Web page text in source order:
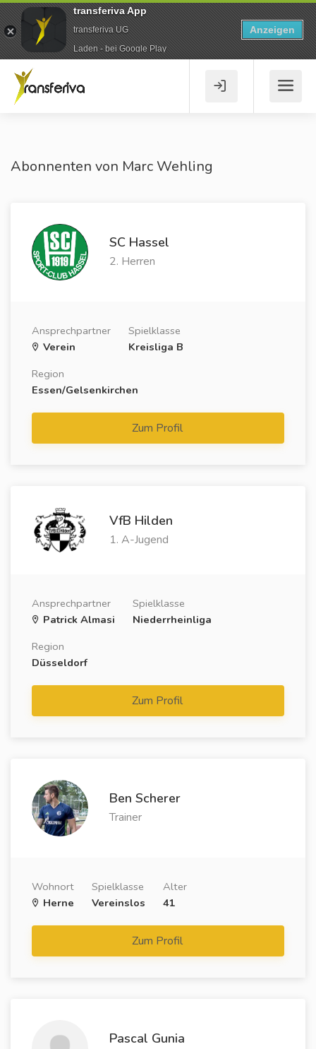
Abonnenten von Marc Wehling
SC Hassel
2. Herren
Ansprechpartner
Verein
Spielklasse
Kreisliga B
Region
Essen/Gelsenkirchen
Zum Profil
VfB Hilden
1. A-Jugend
Ansprechpartner
Patrick Almasi
Spielklasse
Niederrheinliga
Region
Düsseldorf
Zum Profil
Ben Scherer
Trainer
Wohnort
Herne
Spielklasse
Vereinslos
Alter
41
Zum Profil
Pascal Gunia
transferiva App
transferiva UG
Laden - bei Google Play
Anzeigen